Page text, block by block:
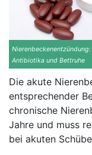
Nierenbeckenentzündung:
Antibiotika und Bettruhe
Die akute
entsprechender
chronische
Jahre und muss
bei akuten